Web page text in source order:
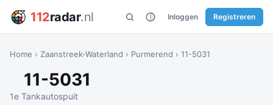
112radar.nl Inloggen Registreren
Home › Zaanstreek-Waterland › Purmerend › 11-5031
11-5031
1e Tankautospuit